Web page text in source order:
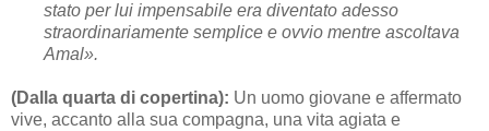
stato per lui impensabile era diventato adesso
straordinariamente semplice e ovvio mentre ascoltava
Amal».
(Dalla quarta di copertina): Un uomo giovane e affermato
vive, accanto alla sua compagna, una vita agiata e